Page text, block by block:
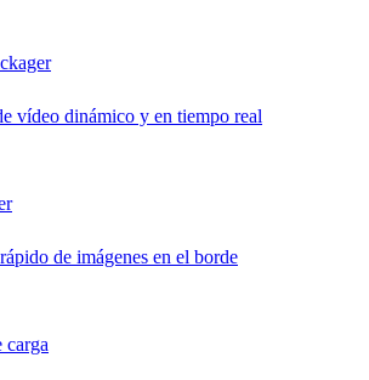
vídeo dinámico y en tiempo real
de imágenes en el borde
carga